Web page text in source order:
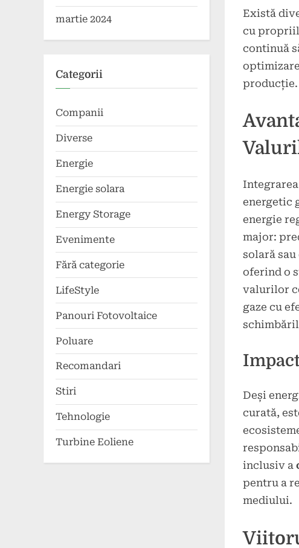
Există
cu
continuă
producție.
Integrarea
energetic
energie
major:
solară
oferind o
valurilor
gaze cu
Deși
curată,
inclusiv a
pentru a
mediului.
martie 2024
Categorii
Companii
Diverse
Energie
Energie solara
Energy Storage
Evenimente
Fără categorie
LifeStyle
Panouri Fotovoltaice
Poluare
Recomandari
Stiri
Tehnologie
Turbine Eoliene